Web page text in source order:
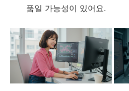
품일 가능성이 있어요.